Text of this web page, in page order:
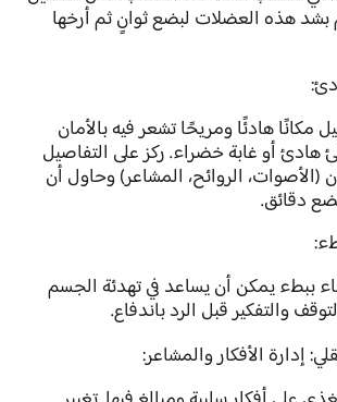
بشد هذه العضلات لبضع ثوانٍ ثم أرخها
هادئًا ومريحًا تشعر فيه بالأمان
هادئ أو غابة خضراء. ركز على التفاصيل
(الأصوات، الروائح، المشاعر) وحاول أن
دقائق.
ببطء يمكن أن يساعد في تهدئة الجسم
والتفكير قبل الرد باندفاع.